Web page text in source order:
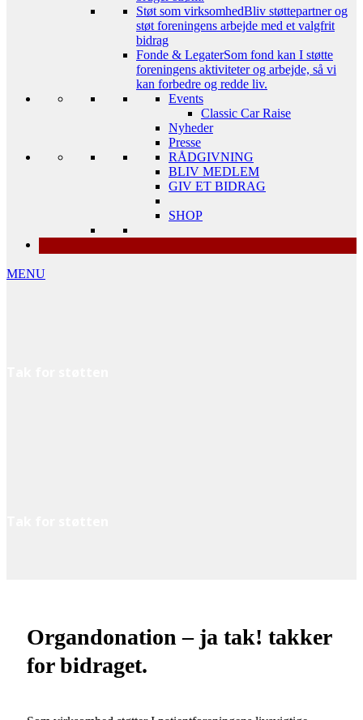
Støt som virksomhedBliv støttepartner og
støt foreningens arbejde med et valgfrit
bidrag
Fonde & LegaterSom fond kan I støtte
foreningens aktiviteter og arbejde, så vi
kan forbedre og redde liv.
Events
Classic Car Raise
Nyheder
Presse
RÅDGIVNING
BLIV MEDLEM
GIV ET BIDRAG
SHOP
MENU
Organdonation – ja tak! takker
for bidraget.